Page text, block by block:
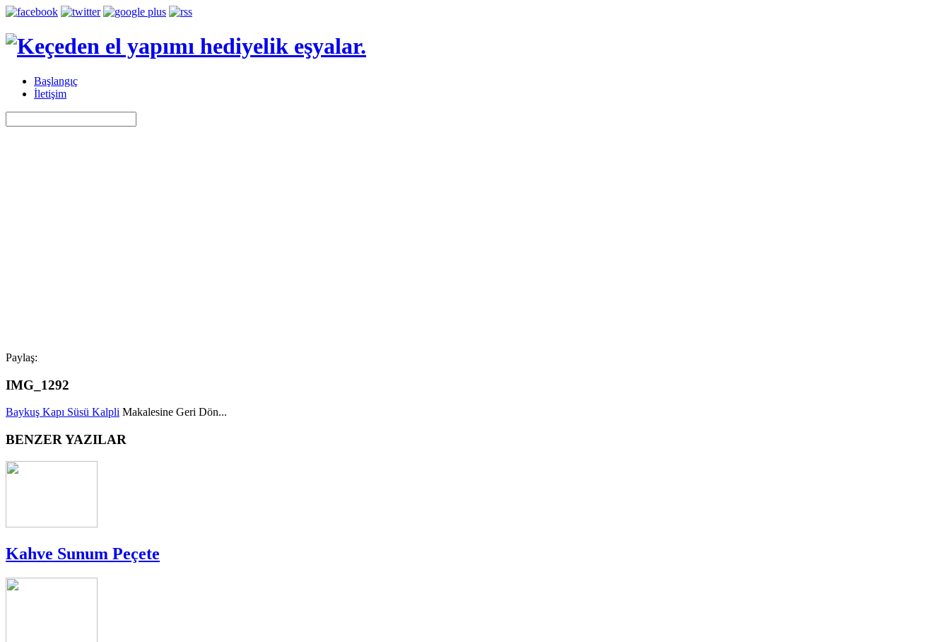
Başlangıç
İletişim
Paylaş:
IMG_1292
Baykuş Kapı Süsü Kalpli Makalesine Geri Dön...
BENZER YAZILAR
Kahve Sunum Peçete